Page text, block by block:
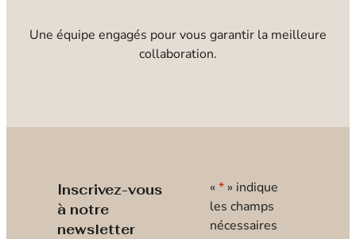
Une équipe engagés pour vous garantir la meilleure
collaboration.
Inscrivez-vous
à notre
newsletter
« * » indique
les champs
nécessaires